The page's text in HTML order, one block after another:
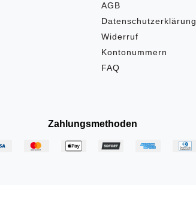
AGB
Datenschutzerklärung
Widerruf
Kontonummern
FAQ
Zahlungsmethoden